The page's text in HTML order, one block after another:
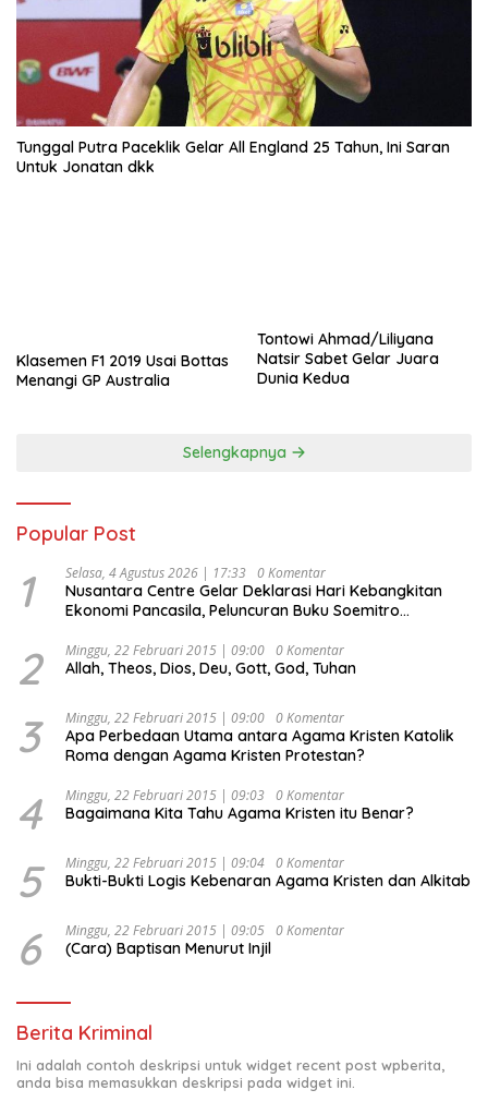
Tunggal Putra Paceklik Gelar All England 25 Tahun, Ini Saran
Untuk Jonatan dkk
Klasemen F1 2019 Usai Bottas
Menangi GP Australia
Tontowi Ahmad/Liliyana
Natsir Sabet Gelar Juara
Dunia Kedua
Selengkapnya
Popular Post
1 Selasa, 4 Agustus 2026 | 17:33 0 Komentar
Nusantara Centre Gelar Deklarasi Hari Kebangkitan
Ekonomi Pancasila, Peluncuran Buku Soemitro
Ekonomi Politik Indonesia) & Simposium Nasional
“Urgensi Undang-Undang Perekonomian Nasional dan
Indonesia Emas 2045”,
2 Minggu, 22 Februari 2015 | 09:00 0 Komentar
Allah, Theos, Dios, Deu, Gott, God, Tuhan
3 Minggu, 22 Februari 2015 | 09:00 0 Komentar
Apa Perbedaan Utama antara Agama Kristen Katolik
Roma dengan Agama Kristen Protestan?
4 Minggu, 22 Februari 2015 | 09:03 0 Komentar
Bagaimana Kita Tahu Agama Kristen itu Benar?
5 Minggu, 22 Februari 2015 | 09:04 0 Komentar
Bukti-Bukti Logis Kebenaran Agama Kristen dan Alkitab
6 Minggu, 22 Februari 2015 | 09:05 0 Komentar
(Cara) Baptisan Menurut Injil
Berita Kriminal
Ini adalah contoh deskripsi untuk widget recent post wpberita,
anda bisa memasukkan deskripsi pada widget ini.